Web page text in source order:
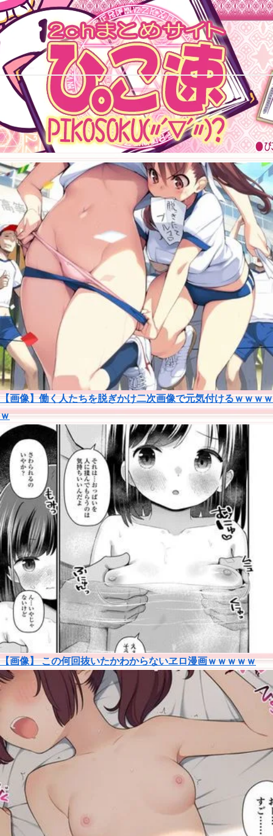
【画像】働く人たちを脱ぎかけ二次画像で元気付けるｗｗｗｗ
ｗ
【画像】 この何回抜いたかわからないヱロ漫画ｗｗｗｗｗ